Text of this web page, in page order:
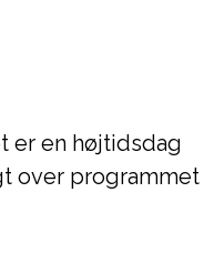
er en højtidsdag
over programmet